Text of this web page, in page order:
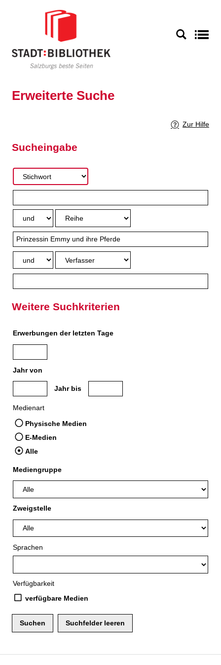
Erweiterte Suche
Zur Hilfe
Sucheingabe
Weitere Suchkriterien
Erwerbungen der letzten Tage
Jahr von
Medien anzeigen, die nach dem Jahr veröffentlicht wurden
Jahr bis
Medienart
Physische Medien
E-Medien
Alle
Mediengruppe
Zweigstelle
Sprachen
Verfügbarkeit
verfügbare Medien